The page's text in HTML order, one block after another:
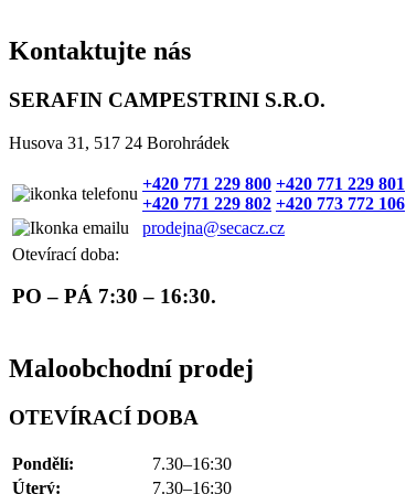
Kontaktujte nás
SERAFIN CAMPESTRINI S.R.O.
Husova 31, 517 24 Borohrádek
+420 771 229 800
+420 771 229 802
+420 771 229 801
+420 773 772 106
prodejna@secacz.cz
Otevírací doba:
PO – PÁ 7:30 – 16:30.
Maloobchodní prodej
OTEVÍRACÍ DOBA
Pondělí:
7.30–16:30
Úterý:
7.30–16:30